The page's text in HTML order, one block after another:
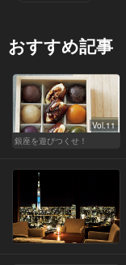
おすすめ記事
Vol.11
銀座を遊びつくせ！